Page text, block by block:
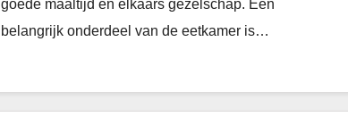
goede maaltijd en elkaars gezelschap. Een
belangrijk onderdeel van de eetkamer is…